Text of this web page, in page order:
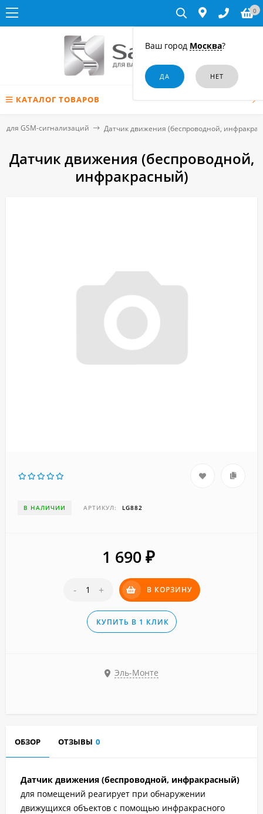
Ваш город Москва?
0
КАТАЛОГ ТОВАРОВ
для GSM-сигнализаций Датчик движения (беспроводной,
Датчик движения (беспроводной,
инфракрасный)
В НАЛИЧИИ АРТИКУЛ: LG882
1 690 ₽
- + В КОРЗИНУ
КУПИТЬ В 1 КЛИК
Эль-Монте
ОБЗОР ОТЗЫВЫ 0
Датчик движения (беспроводной, инфракрасный)
для помещений реагирует при обнаружении
движущихся объектов с помощью инфракрасного